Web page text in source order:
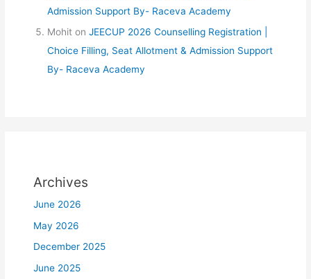
Admission Support By- Raceva Academy
Mohit onJEECUP 2026 Counselling Registration |
Choice Filling, Seat Allotment & Admission Support
By- Raceva Academy
Archives
June 2026
May 2026
December 2025
June 2025